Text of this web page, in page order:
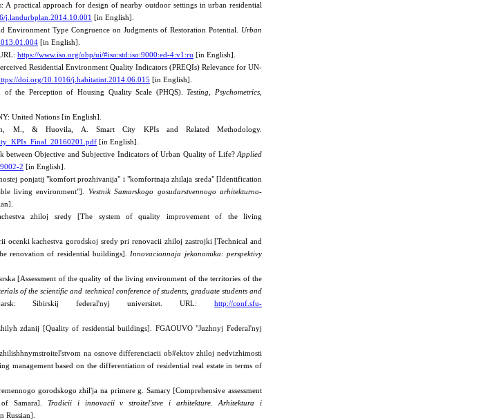
practical approach for design of nearby outdoor settings in urban residential
j.landurbplan.2014.10.001 [in English].
Type Congruence оn Judgments оf Restoration Potential. Urban
[in English].
https://www.iso.org/obp/ui/#iso:std:iso:9000:ed-4:v1:ru [in English].
Residential Environment Quality Indicators (PREQIs) Relevance for UN-
doi.org/10.1016/j.habitatint.2014.06.015 [in English].
the Perception of Housing Quality Scale (PHQS).Testing, Psychometrics,
United Nations [in English].
M., & Huovila, A. Smart City KPIs and Related Methodology.
[in English].
Objective and Subjective Indicators of Urban Quality of Life? Applied
2 [in English].
ponjatij "komfort prozhivanija" i "komfortnaja zhilaja sreda" [Identification
living environment"]. Vestnik Samarskogo gosudarstvennogo arhitekturno-
zhiloj sredy [The system of quality improvement of the living
kachestva gorodskoj sredy pri renovacii zhiloj zastrojki [Technical and
renovation of residential buildings]. Innovacionnaja jekonomika: perspektivy
[Assessment of the quality of the living environment of the territories of the
of the scientific and technical conference of students, graduate students and
Sibirskij federal'nyj universitet. URL:http://conf.sfu-
zdanij [Quality of residential buildings]. FGAOUVO "Juzhnyj Federal'nyj
na osnove differenciacii ob#ektov zhiloj nedvizhimosti
management based on the differentiation of residential real estate in terms of
gorodskogo zhil'ja na primere g. Samary [Comprehensive assessment
Samara]. Tradicii i innovacii v
stroitel'stve i arhitekture. Arhitektura i
Russian].